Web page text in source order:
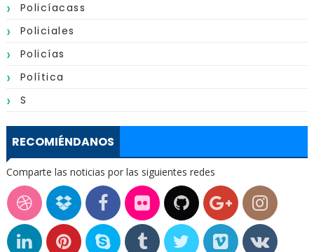
Policíacass
Policiales
Policías
Política
S
RECOMIÉNDANOS
Comparte las noticias por las siguientes redes